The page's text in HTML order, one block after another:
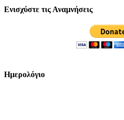
Ενισχύστε τις Αναμνήσεις
Ημερολόγιο